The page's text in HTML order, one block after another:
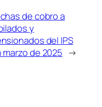
de cobro a
y
del IPS
marzo de 2025 →